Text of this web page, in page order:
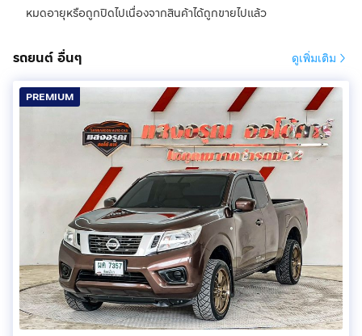
หมดอายุหรือถูกปิดไปเนื่องจากสินค้าได้ถูกขายไปแล้ว
รถยนต์ อื่นๆ ดูเพิ่มเติม
PREMIUM